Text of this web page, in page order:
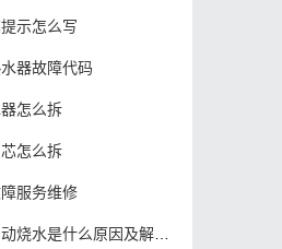
示怎么写
器故障代码
怎么拆
怎么拆
服务维修
水是什么原因及解决方法